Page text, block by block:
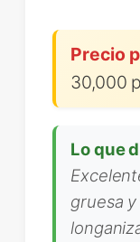
Precio
30,000
Lo que
gruesa